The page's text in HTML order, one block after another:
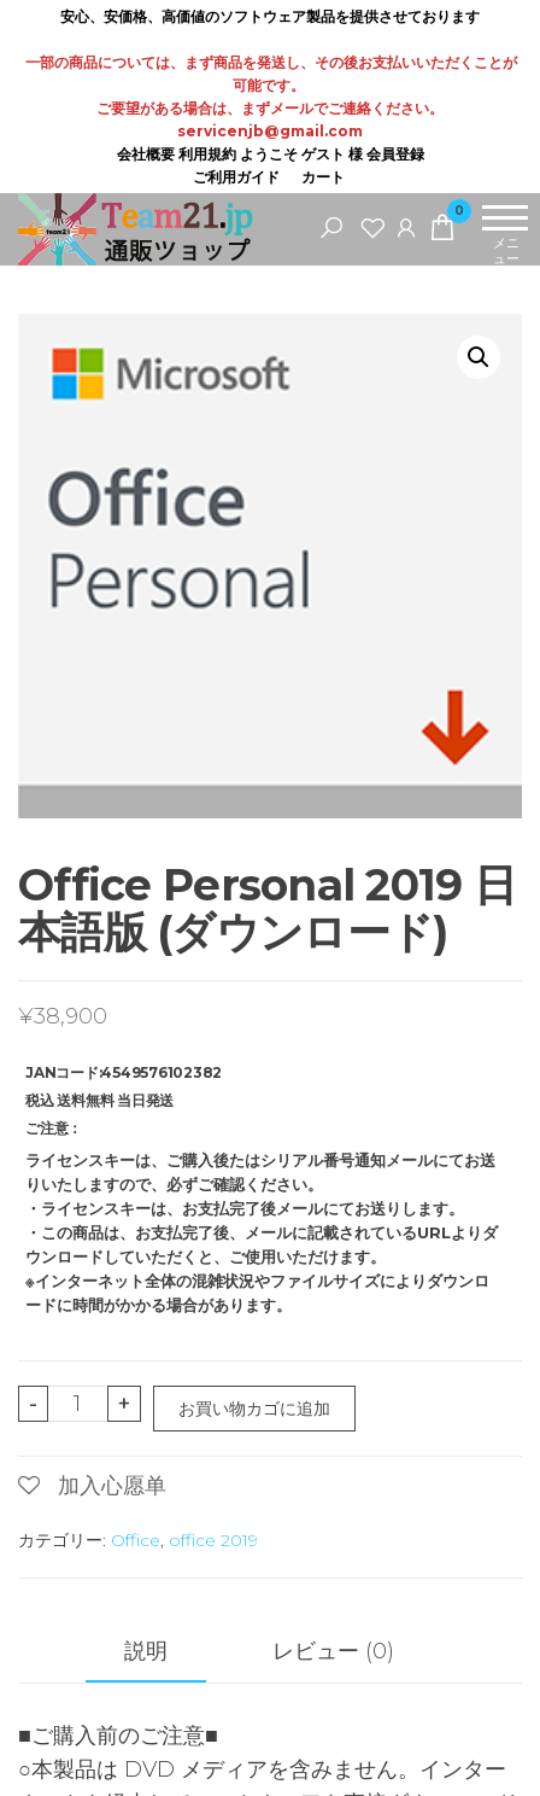
安心、安価格、高価値のソフトウェア製品を提供させております
一部の商品については、まず商品を発送し、その後お支払いいただくことが
可能です。
ご要望がある場合は、まずメールでご連絡ください。
servicenjb@gmail.com
会社概要 利用規約 ようこそ ゲスト 様 会員登録
ご利用ガイド
カート
0
メニ
ュー
Office Personal 2019 日
本語版 (ダウンロード)
¥38,900
JANコード:4549576102382
税込 送料無料 当日発送
ご注意：
ライセンスキーは、ご購入後たはシリアル番号通知メールにてお送
りいたしますので、必ずご確認ください。
・ライセンスキーは、お支払完了後メールにてお送りします。
・この商品は、お支払完了後、メールに記載されているURLよりダ
ウンロードしていただくと、ご使用いただけます。
※インターネット全体の混雑状況やファイルサイズによりダウンロ
ードに時間がかかる場合があります。
-
Office
2019
日
本
ロ
ー
+ お買い物カゴに追加
加入心愿单
カテゴリー: Office, office 2019
説明 レビュー (0)
■ご購入前のご注意■
○本製品は DVD メディアを含みません。インター